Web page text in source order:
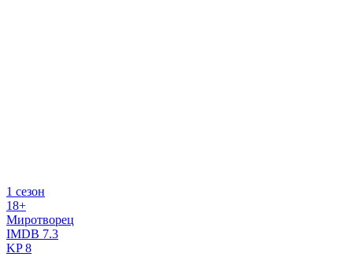
1 сезон
18+
Миротворец
IMDB 7.3
KP8